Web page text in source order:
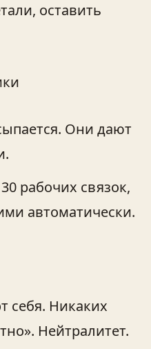
оставить
Они дают
рабочих связок,
автоматически.
себя. Никаких
Нейтралитет.